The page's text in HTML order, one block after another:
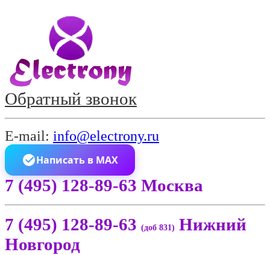
Обратный звонок
E-mail: info@electrony.ru
Написать в MAX
7 (495) 128-89-63 Москва
7 (495) 128-89-63 (доб 831) Нижний
Новгород